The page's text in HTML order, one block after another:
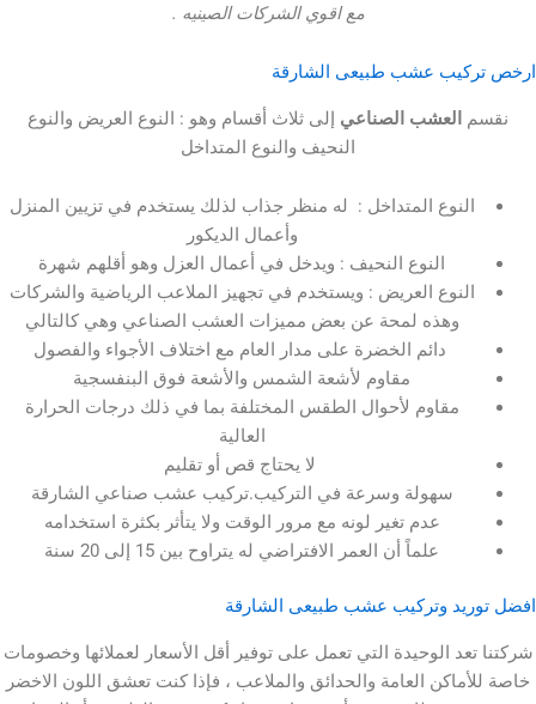
مع اقوي الشركات الصينيه .
عشب طبيعى الشارقة
العشب الصناعي إلى ثلاث أقسام وهو : النوع العريض والنوع
النحيف والنوع المتداخل
المتداخل : له منظر جذاب لذلك يستخدم في تزيين المنزل
وأعمال الديكور
النوع النحيف : ويدخل في أعمال العزل وهو أقلهم شهرة
العريض : ويستخدم في تجهيز الملاعب الرياضية والشركات
وهذه لمحة عن بعض مميزات العشب الصناعي وهي كالتالي
دائم الخضرة على مدار العام مع اختلاف الأجواء والفصول
مقاوم لأشعة الشمس والأشعة فوق البنفسجية
مقاوم لأحوال الطقس المختلفة بما في ذلك درجات الحرارة
لا يحتاج قص أو تقليم
سهولة وسرعة في التركيب.تركيب عشب صناعي الشارقة
عدم تغير لونه مع مرور الوقت ولا يتأثر بكثرة استخدامه
علماً أن العمر الافتراضي له يتراوح بين 15 إلى 20 سنة
وتركيب عشب طبيعى الشارقة
الوحيدة التي تعمل على توفير أقل الأسعار لعملائها وخصومات
العامة والحدائق والملاعب ، فإذا كنت تعشق اللون الاخضر